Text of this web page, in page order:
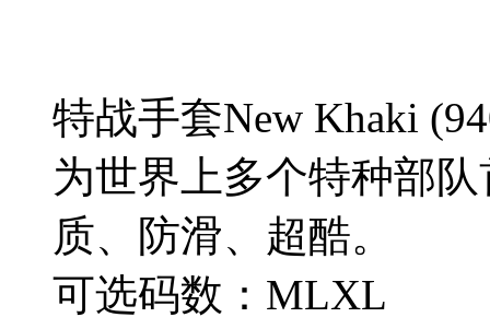
特战手套New Khaki
为世界上多个特种部
质、防滑、超酷。
可选码数：MLXL